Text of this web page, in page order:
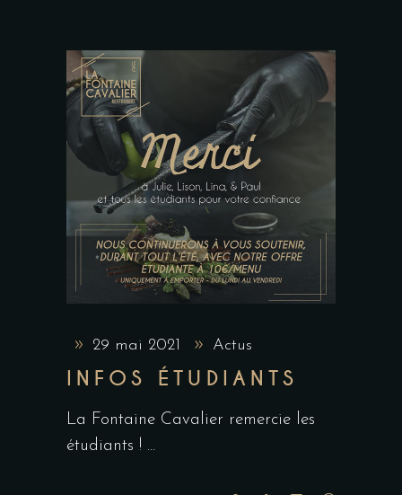
29 mai 2021 Actus
INFOS ÉTUDIANTS
La Fontaine Cavalier remercie les
étudiants !